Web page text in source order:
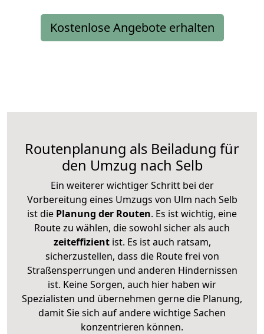
Kostenlose Angebote erhalten
Routenplanung als Beiladung für
den Umzug nach Selb
Ein weiterer wichtiger Schritt bei der
Vorbereitung eines Umzugs von Ulm nach Selb
ist die Planung der Routen. Es ist wichtig, eine
Route zu wählen, die sowohl sicher als auch
zeiteffizientist. Es ist auch ratsam,
sicherzustellen, dass die Route frei von
Straßensperrungen und anderen Hindernissen
ist. Keine Sorgen, auch hier haben wir
Spezialisten und übernehmen gerne die Planung,
damit Sie sich auf andere wichtige Sachen
konzentrieren können.